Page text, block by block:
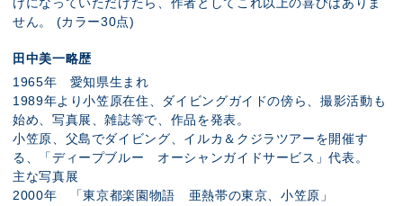
せん。 (カラー30点)
田中美一略歴
1965年 愛知県生まれ
1989年より小笠原在住、ダイビングガイドの傍ら、撮影活動も
始め、写真展、雑誌等で、作品を発表。
小笠原、父島でダイビング、イルカ＆クジラツアーを開催す
る、「ディープブルー オーシャンガイドサービス」代表。
主な写真展
2000年 「東京都楽園物語 亜熱帯の東京、小笠原」